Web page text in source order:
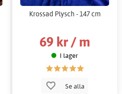
Krossad Plysch - 147 cm
69 kr / m
I lager
Se alla